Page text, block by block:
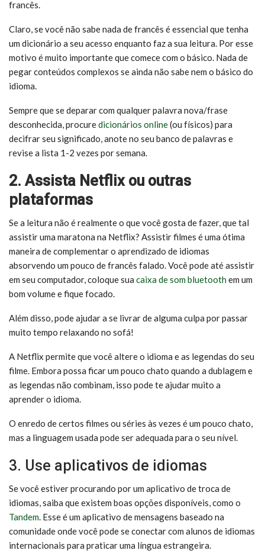
francês.
Claro, se você não sabe nada de francês é essencial que tenha
um dicionário a seu acesso enquanto faz a sua leitura. Por esse
motivo é muito importante que comece com o básico. Nada de
pegar conteúdos complexos se ainda não sabe nem o básico do
idioma.
Sempre que se deparar com qualquer palavra nova/frase
desconhecida, procuredicionários online(ou físicos) para
decifrar seu significado, anote no seu banco de palavras e
revise a lista 1-2 vezes por semana.
2. Assista Netflix ou outras
plataformas
Se a leitura não é realmente o que você gosta de fazer, que tal
assistir uma maratona na Netflix? Assistir filmes é uma ótima
maneira de complementar o aprendizado de idiomas
absorvendo um pouco de francês falado. Você pode até assistir
em seu computador, coloque sua caixa de som bluetooth em um
bom volume e fique focado.
Além disso, pode ajudar a se livrar de alguma culpa por passar
muito tempo relaxando no sofá!
A Netflix permite que você altere o idioma e as legendas do seu
filme. Embora possa ficar um pouco chato quando a dublagem e
as legendas não combinam, isso pode te ajudar muito a
aprender o idioma.
O enredo de certos filmes ou séries às vezes é um pouco chato,
mas a linguagem usada pode ser adequada para o seu nível.
3. Use aplicativos de idiomas
Se você estiver procurando por um aplicativo de troca de
idiomas, saiba que existem boas opções disponíveis, como o
Tandem. Esse é um aplicativo de mensagens baseado na
comunidade onde você pode se conectar com alunos de idiomas
internacionais para praticar uma língua estrangeira.